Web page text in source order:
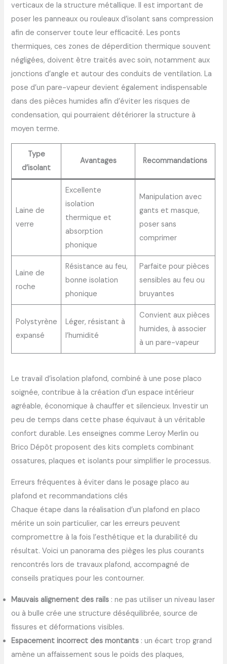
verticaux de la structure métallique. Il est important de
poser les panneaux ou rouleaux d’isolant sans compression
afin de conserver toute leur efficacité. Les ponts
thermiques, ces zones de déperdition thermique souvent
négligées, doivent être traités avec soin, notamment aux
jonctions d’angle et autour des conduits de ventilation. La
pose d’un pare-vapeur devient également indispensable
dans des pièces humides afin d’éviter les risques de
condensation, qui pourraient détériorer la structure à
moyen terme.
Type
d’isolant
Avantages Recommandations
Laine de
verre
Excellente
isolation
thermique et
absorption
phonique
Manipulation avec
gants et masque,
poser sans
comprimer
Laine de
roche
Résistance au feu,
bonne isolation
phonique
Parfaite pour pièces
sensibles au feu ou
bruyantes
Polystyrène
expansé
Léger, résistant à
l’humidité
Convient aux pièces
humides, à associer
à un pare-vapeur
Le travail d’isolation plafond, combiné à une pose placo
soignée, contribue à la création d’un espace intérieur
agréable, économique à chauffer et silencieux. Investir un
peu de temps dans cette phase équivaut à un véritable
confort durable. Les enseignes comme Leroy Merlin ou
Brico Dépôt proposent des kits complets combinant
ossatures, plaques et isolants pour simplifier le processus.
Erreurs fréquentes à éviter dans le posage placo au
plafond et recommandations clés
Chaque étape dans la réalisation d’un plafond en placo
mérite un soin particulier, car les erreurs peuvent
compromettre à la fois l’esthétique et la durabilité du
résultat. Voici un panorama des pièges les plus courants
rencontrés lors de travaux plafond, accompagné de
conseils pratiques pour les contourner.
Mauvais alignement des rails : ne pas utiliser un niveau laser
ou à bulle crée une structure déséquilibrée, source de
fissures et déformations visibles.
Espacement incorrect des montants : un écart trop grand
amène un affaissement sous le poids des plaques,